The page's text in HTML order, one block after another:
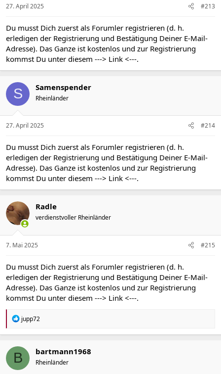
27. April 2025 #213
Du musst Dich zuerst als Forumler registrieren (d. h.
erledigen der Registrierung und Bestätigung Deiner E-Mail-
Adresse). Das Ganze ist kostenlos und zur Registrierung
kommst Du unter diesem ---> Link <---.
S Samenspender
Rheinländer
27. April 2025 #214
Du musst Dich zuerst als Forumler registrieren (d. h.
erledigen der Registrierung und Bestätigung Deiner E-Mail-
Adresse). Das Ganze ist kostenlos und zur Registrierung
kommst Du unter diesem ---> Link <---.
Radle
verdienstvoller Rheinländer
7. Mai 2025 #215
Du musst Dich zuerst als Forumler registrieren (d. h.
erledigen der Registrierung und Bestätigung Deiner E-Mail-
Adresse). Das Ganze ist kostenlos und zur Registrierung
kommst Du unter diesem ---> Link <---.
R
a
t
i
jupp72
B bartmann1968
Rheinländer